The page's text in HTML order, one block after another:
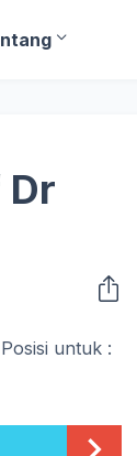
Dr
untuk :